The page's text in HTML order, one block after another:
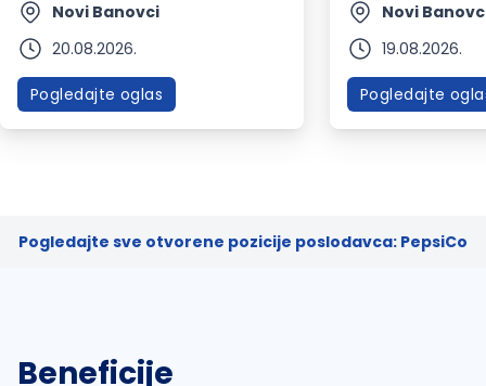
Novi Banovci
20.08.2026.
Pogledajte oglas
Novi
19.08.2026.
Pogledajte
Pogledajte sve otvorene pozicije poslodavca: PepsiCo
Beneficije